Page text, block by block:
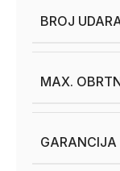
BROJ
MAX.
GARANCIJA